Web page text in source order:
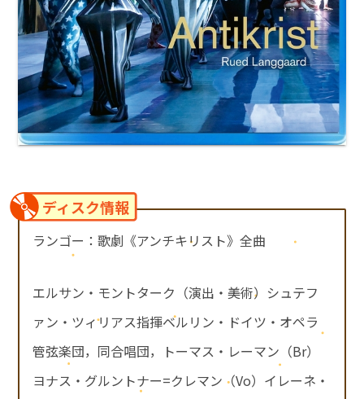
ディスク情報
ランゴー：歌劇《アンチキリスト》全曲
エルサン・モントターク（演出・美術）シュテフ
ァン・ツィリアス指揮ベルリン・ドイツ・オペラ
管弦楽団，同合唱団，トーマス・レーマン（Br）
ヨナス・グルントナー=クレマン（Vo）イレーネ・